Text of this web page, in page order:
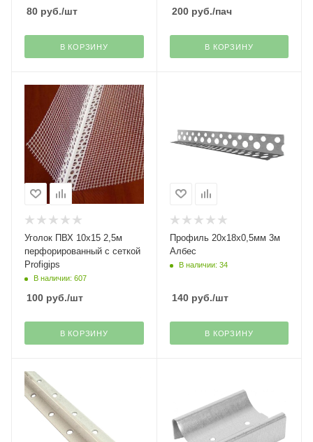
80 руб./шт
В КОРЗИНУ
200руб./пач
В КОРЗИНУ
Уголок ПВХ 10х15 2,5м
перфорированный с сеткой
Profigips
В наличии: 607
100 руб./шт
В КОРЗИНУ
Профиль 20х18х0,5мм 3м
Албес
В наличии: 34
140руб./шт
В КОРЗИНУ